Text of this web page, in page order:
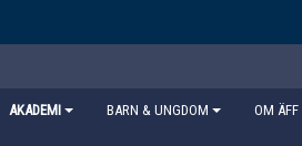
AKADEMI BARN & UNGDOM OM ÄFF